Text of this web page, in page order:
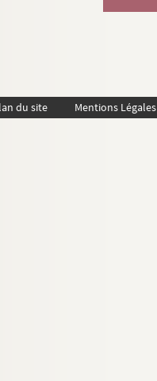
du site Mentions Légales